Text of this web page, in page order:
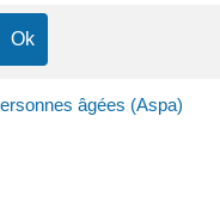
âgées (Aspa)